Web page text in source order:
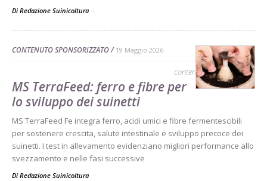
Di Redazione Suinicoltura -
CONTENUTO SPONSORIZZATO 19 Maggio 2026
contenuto sponsorizzato
MS TerraFeed: ferro e fibre per
lo sviluppo dei suinetti
MS TerraFeed Fe integra ferro, acidi umici e fibre fermentescibili
per sostenere crescita, salute intestinale e sviluppo precoce dei
suinetti. I test in allevamento evidenziano migliori performance allo
svezzamento e nelle fasi successive
Di Redazione Suinicoltura